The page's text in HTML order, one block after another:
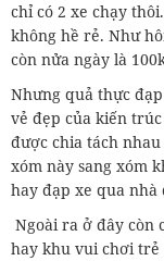
chỉ có 2 xe chạy
không hề rẻ. Như
còn nửa ngày là
Nhưng quả thực
vẻ đẹp của kiến
được chia tách
xóm này sang xóm
hay đạp xe qua
Ngoài ra ở đây còn
hay khu vui chơi